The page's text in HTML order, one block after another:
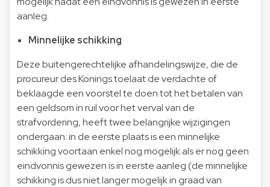
aanleg.
Minnelijke schikking
Deze buitengerechtelijke afhandelingswijze, die de
procureur des Konings toelaat de verdachte of
beklaagde een voorstel te doen tot het betalen van
een geldsom in ruil voor het verval van de
strafvordering, heeft twee belangrijke wijzigingen
ondergaan: in de eerste plaats is een minnelijke
schikking voortaan enkel nog mogelijk als er nog geen
eindvonnis gewezen is in eerste aanleg (de minnelijke
schikking is dus niet langer mogelijk in graad van